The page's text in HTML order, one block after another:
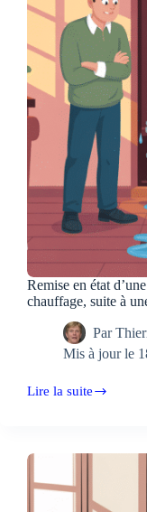
Remise en état
chauffage, suite à
Par
Mis à jour le
Lire la suite
Remise
partie
tuyauterie